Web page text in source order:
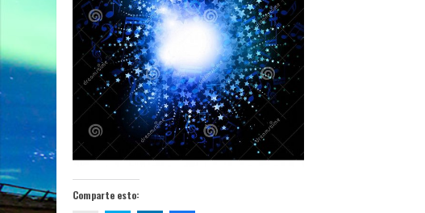
Comparte esto: